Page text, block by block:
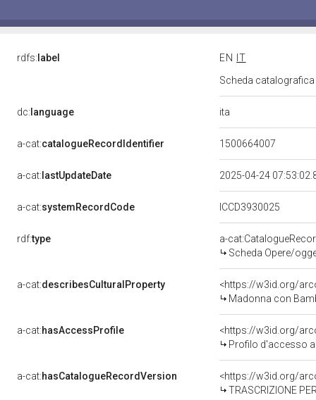
rdfs: label EN
IT
Scheda
dc: language ita
a-cat:catalogueRecordIdentifier 1500664007
a-cat: lastUpdateDate 2025-04-24
a-cat:systemRecordCode ICCD3930025
rdf:type
a-
Scheda Opere/
a-cat:describesCulturalProperty
<https://w3id.org/
Madonna con
a-cat:hasAccessProfile
<https://w3id.org/
Profilo d'accesso
a-cat:hasCatalogueRecordVersion
<https://w3id.org/
TRASCRIZIONE